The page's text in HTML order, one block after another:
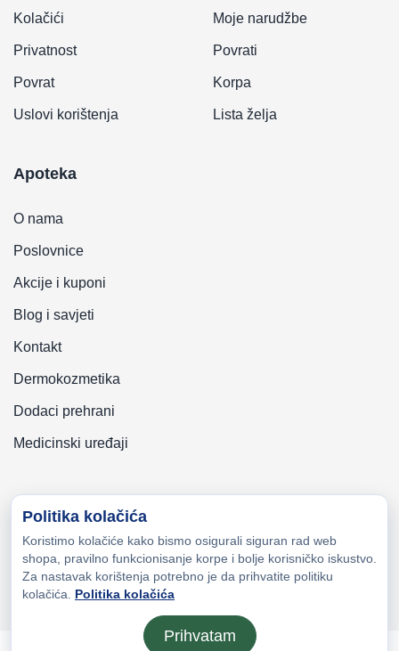
Kolačići
Privatnost
Povrat
Uslovi korištenja
Moje narudžbe
Povrati
Korpa
Lista želja
Apoteka
O nama
Poslovnice
Akcije i kuponi
Blog i savjeti
Kontakt
Dermokozmetika
Dodaci prehrani
Medicinski uređaji
Copyright © 2026 Zeni-Lijek Apoteka. Sva prava zadržana
Politika kolačića
Koristimo kolačiće kako bismo osigurali siguran rad web
shopa, pravilno funkcionisanje korpe i bolje korisničko iskustvo.
Za nastavak korištenja potrebno je da prihvatite politiku
kolačića. Politika kolačića
Prihvatam